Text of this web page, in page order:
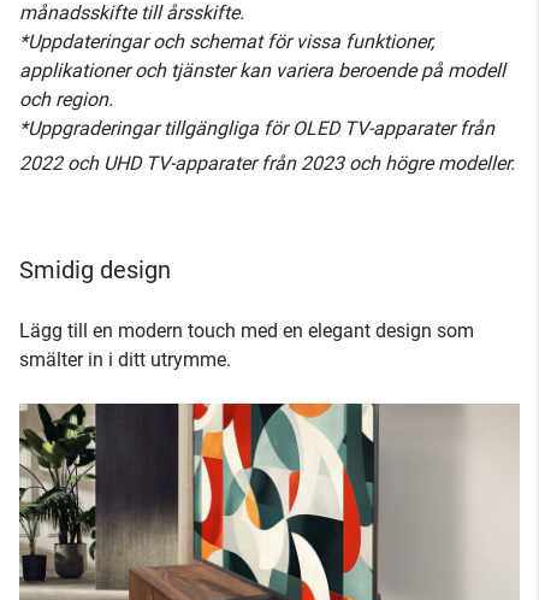
månadsskifte till årsskifte.
*Uppdateringar och schemat för vissa funktioner,
applikationer och tjänster kan variera beroende på modell
och region.
*Uppgraderingar tillgängliga för OLED TV-apparater från
2022 och UHD TV-apparater från 2023 och högre modeller.
Smidig design
Lägg till en modern touch med en elegant design som
smälter in i ditt utrymme.